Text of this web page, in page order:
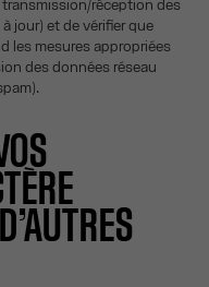
réception des
jour) et de vérifier que
les mesures appropriées
des données réseau